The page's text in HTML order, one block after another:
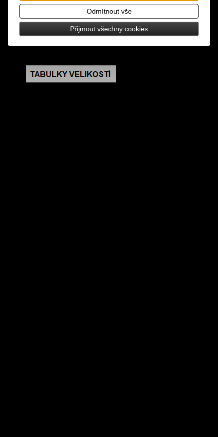
design: krátký řetízek na kalhoty, lze využít i jako
rozměry: celková délka 42 cm, šířka řetízku 0,6 cm
Odmítnout vše
Přijmout všechny cookies